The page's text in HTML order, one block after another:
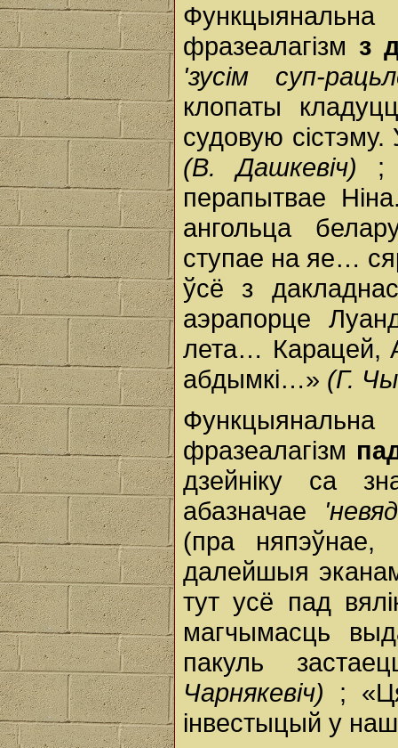
фразеалагізм з
'зусім суп-
клопаты
судовую
(В. Дашкевіч) ;
перапытвае
ангольца
ступае на яе…
ўсё з
аэрапорце
лета… Карацей,
абдымкі…» (Г.
фразеалагізм
дзейніку са
абазначае
(пра няпэўнае,
далейшыя
тут усё пад
магчымасць
пакуль
Чарнякевіч) ;
інвестыцый у